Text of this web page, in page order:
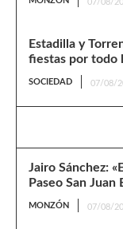
07/08/
Estadilla y
fiestas por todo
SOCIEDAD 07/08/
Jairo Sánchez:
Paseo San
MONZÓN 07/08/